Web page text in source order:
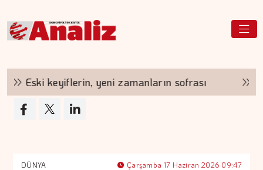
Eski keyiflerin, yeni zamanların sofrası
DÜNYA Çarşamba 17 Haziran 2026 09:47